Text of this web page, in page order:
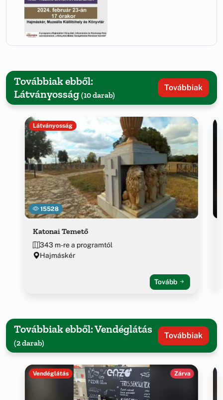
Továbbiak ebből:
Látványosság (10 darab)
Továbbiak
15528
Látványosság
Katonai Temető
343 m-re a programtól
Hajmáskér
Tovább
Továbbiak ebből: Vendéglátás
(2 darab)
Továbbiak
Vendéglátás Zárva